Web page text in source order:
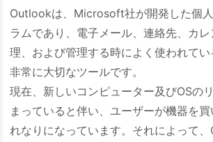
Outlookは、Microsoft社が開発した個
ラムであり、電子メール、連絡先、カ
理、および管理する時によく使われてい
非常に大切なツールです。
現在、新しいコンピューター及びOSの
まっていると伴い、ユーザーが機器を
れなりになっています。それによって